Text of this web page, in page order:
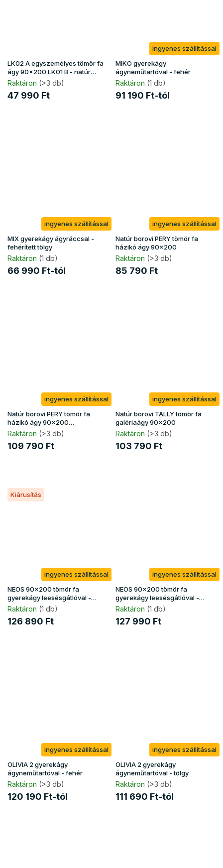
LK02 A egyszemélyes tömör fa
ágy 90x200 LK01 B - natúr
borovi
Raktáron (>3 db)
47 990 Ft
ingyenes szállítással
MIKO gyerekágy
ágyneműtartóval - fehér
Raktáron (1 db)
91 190 Ft-tól
ingyenes szállítással
MIX gyerekágy ágyráccsal -
fehérített tölgy
Raktáron (1 db)
66 990 Ft-tól
ingyenes szállítással
Natúr borovi PERY tömör fa
házikó ágy 90x200
Raktáron (>3 db)
85 790 Ft
ingyenes szállítással
Natúr borovi PERY tömör fa
házikó ágy 90x200
ágyneműtartóval
Raktáron (>3 db)
109 790 Ft
ingyenes szállítással
Natúr borovi TALLY tömör fa
galériaágy 90x200
Raktáron (>3 db)
103 790 Ft
Kiárusítás
ingyenes szállítással
NEOS 90x200 tömör fa
gyerekágy leesésgátlóval -
fehér
Raktáron (1 db)
126 890 Ft
ingyenes szállítással
NEOS 90x200 tömör fa
gyerekágy leesésgátlóval -
natúr
Raktáron (1 db)
127 990 Ft
ingyenes szállítással
OLIVIA 2 gyerekágy
ágyneműtartóval - fehér
Raktáron (>3 db)
120 190 Ft-tól
ingyenes szállítással
OLIVIA 2 gyerekágy
ágyneműtartóval - tölgy
Raktáron (>3 db)
111 690 Ft-tól